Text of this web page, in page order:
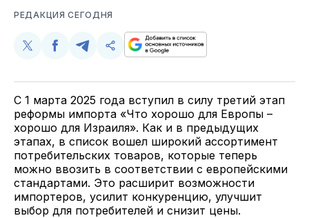
РЕДАКЦИЯ СЕГОДНЯ
Поделиться
Twitter
Поделиться
Facebook
Поделиться
Telegram
Скопируйте
поделитесь
С 1 марта 2025 года вступил в силу третий этап
реформы импорта «Что хорошо для Европы –
хорошо для Израиля». Как и в предыдущих
этапах, в список вошел широкий ассортимент
потребительских товаров, которые теперь
можно ввозить в соответствии с европейскими
стандартами. Это расширит возможности
импортеров, усилит конкуренцию, улучшит
выбор для потребителей и снизит цены.